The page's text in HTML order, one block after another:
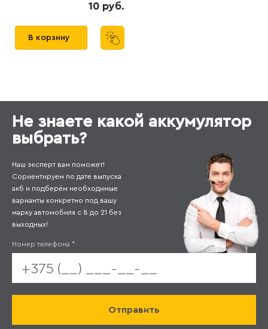
10 руб.
В корзину
Не знаете какой аккумулятор
выбрать?
Наш эксперт вам поможет!
Сориентируем по дате выпуска
акб и подберём необходимые
варианты конкретно под вашу
марку автомобиля с 8 до 21 без
выходных!
Номер телефона *